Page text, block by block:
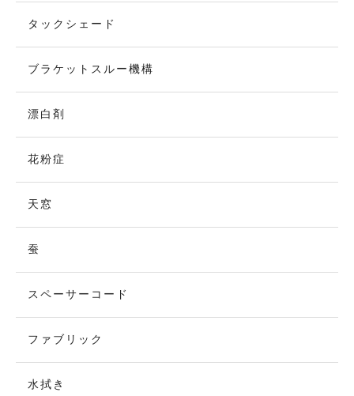
タックシェード
ブラケットスルー機構
漂白剤
花粉症
天窓
蚕
スペーサーコード
ファブリック
水拭き